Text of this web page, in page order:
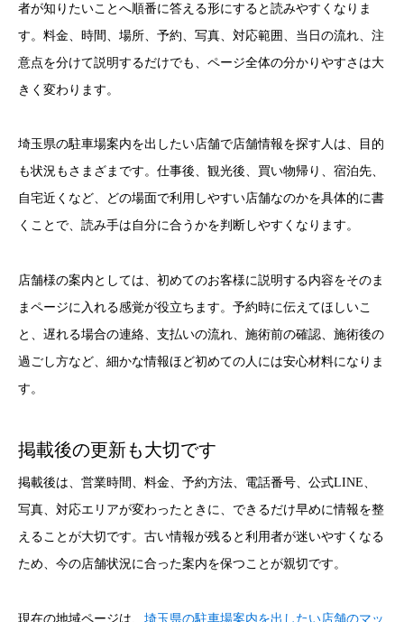
者が知りたいことへ順番に答える形にすると読みやすくなりま
す。料金、時間、場所、予約、写真、対応範囲、当日の流れ、注
意点を分けて説明するだけでも、ページ全体の分かりやすさは大
きく変わります。
埼玉県の駐車場案内を出したい店舗で店舗情報を探す人は、目的
も状況もさまざまです。仕事後、観光後、買い物帰り、宿泊先、
自宅近くなど、どの場面で利用しやすい店舗なのかを具体的に書
くことで、読み手は自分に合うかを判断しやすくなります。
店舗様の案内としては、初めてのお客様に説明する内容をそのま
まページに入れる感覚が役立ちます。予約時に伝えてほしいこ
と、遅れる場合の連絡、支払いの流れ、施術前の確認、施術後の
過ごし方など、細かな情報ほど初めての人には安心材料になりま
す。
掲載後の更新も大切です
掲載後は、営業時間、料金、予約方法、電話番号、公式LINE、
写真、対応エリアが変わったときに、できるだけ早めに情報を整
えることが大切です。古い情報が残ると利用者が迷いやすくなる
ため、今の店舗状況に合った案内を保つことが親切です。
現在の地域ページは、 埼玉県の駐車場案内を出したい店舗のマッ